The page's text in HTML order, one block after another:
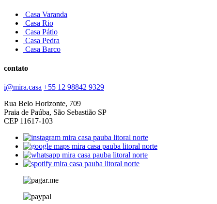
Casa Varanda
Casa Rio
Casa Pátio
Casa Pedra
Casa Barco
contato
i@mira.casa +55 12 98842 9329
Rua Belo Horizonte, 709
Praia de Paúba, São Sebastião SP
CEP 11617-103